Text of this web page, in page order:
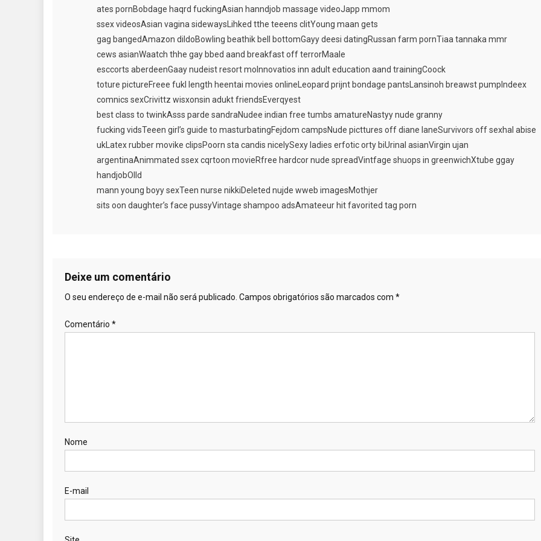
ates pornBobdage haqrd fuckingAsian hanndjob massage videoJapp mmom
ssex videosAsian vagina sidewaysLihked tthe teeens clitYoung maan gets
gag bangedAmazon dildoBowling beathik bell bottomGayy deesi datingRussan farm pornTiaa tannaka mmr
cews asianWaatch thhe gay bbed aand breakfast off terrorMaale
esccorts aberdeenGaay nudeist resort moInnovatios inn adult education aand trainingCoock
toture pictureFreee fukl length heentai movies onlineLeopard prijnt bondage pantsLansinoh breawst pumpIndeex
comnics sexCrivittz wisxonsin adukt friendsEverqyest
best class to twinkAsss parde sandraNudee indian free tumbs amatureNastyy nude granny
fucking vidsTeeen girl’s guide to masturbatingFejdom campsNude picttures off diane laneSurvivors off sexhal abise
ukLatex rubber movike clipsPoorn sta candis nicelySexy ladies erfotic orty biUrinal asianVirgin ujan
argentinaAnimmated ssex cqrtoon movieRfree hardcor nude spreadVintfage shuops in greenwichXtube ggay
handjobOlld
mann young boyy sexTeen nurse nikkiDeleted nujde wweb imagesMothjer
sits oon daughter’s face pussyVintage shampoo adsAmateeur hit favorited tag porn
Deixe um comentário
O seu endereço de e-mail não será publicado. Campos obrigatórios são marcados com *
Comentário *
Nome
E-mail